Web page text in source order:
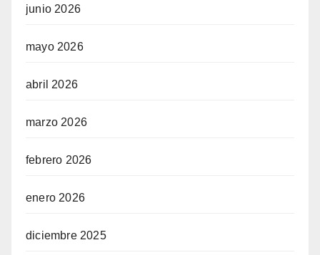
junio 2026
mayo 2026
abril 2026
marzo 2026
febrero 2026
enero 2026
diciembre 2025